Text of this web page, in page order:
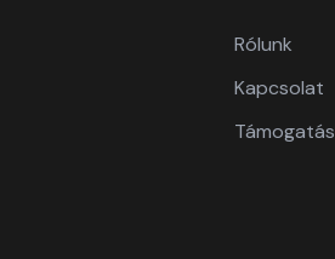
Rólunk
Kapcsolat
Támogatás